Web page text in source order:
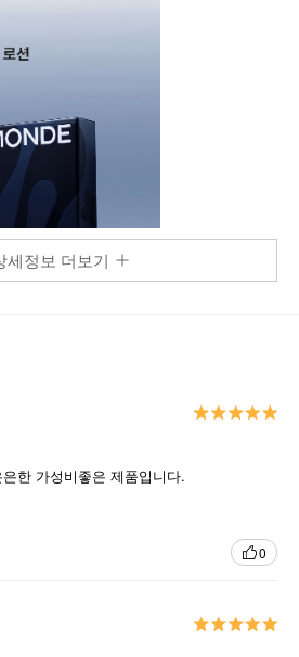
세정보 더보기
한 가성비좋은 제품입니다.
0